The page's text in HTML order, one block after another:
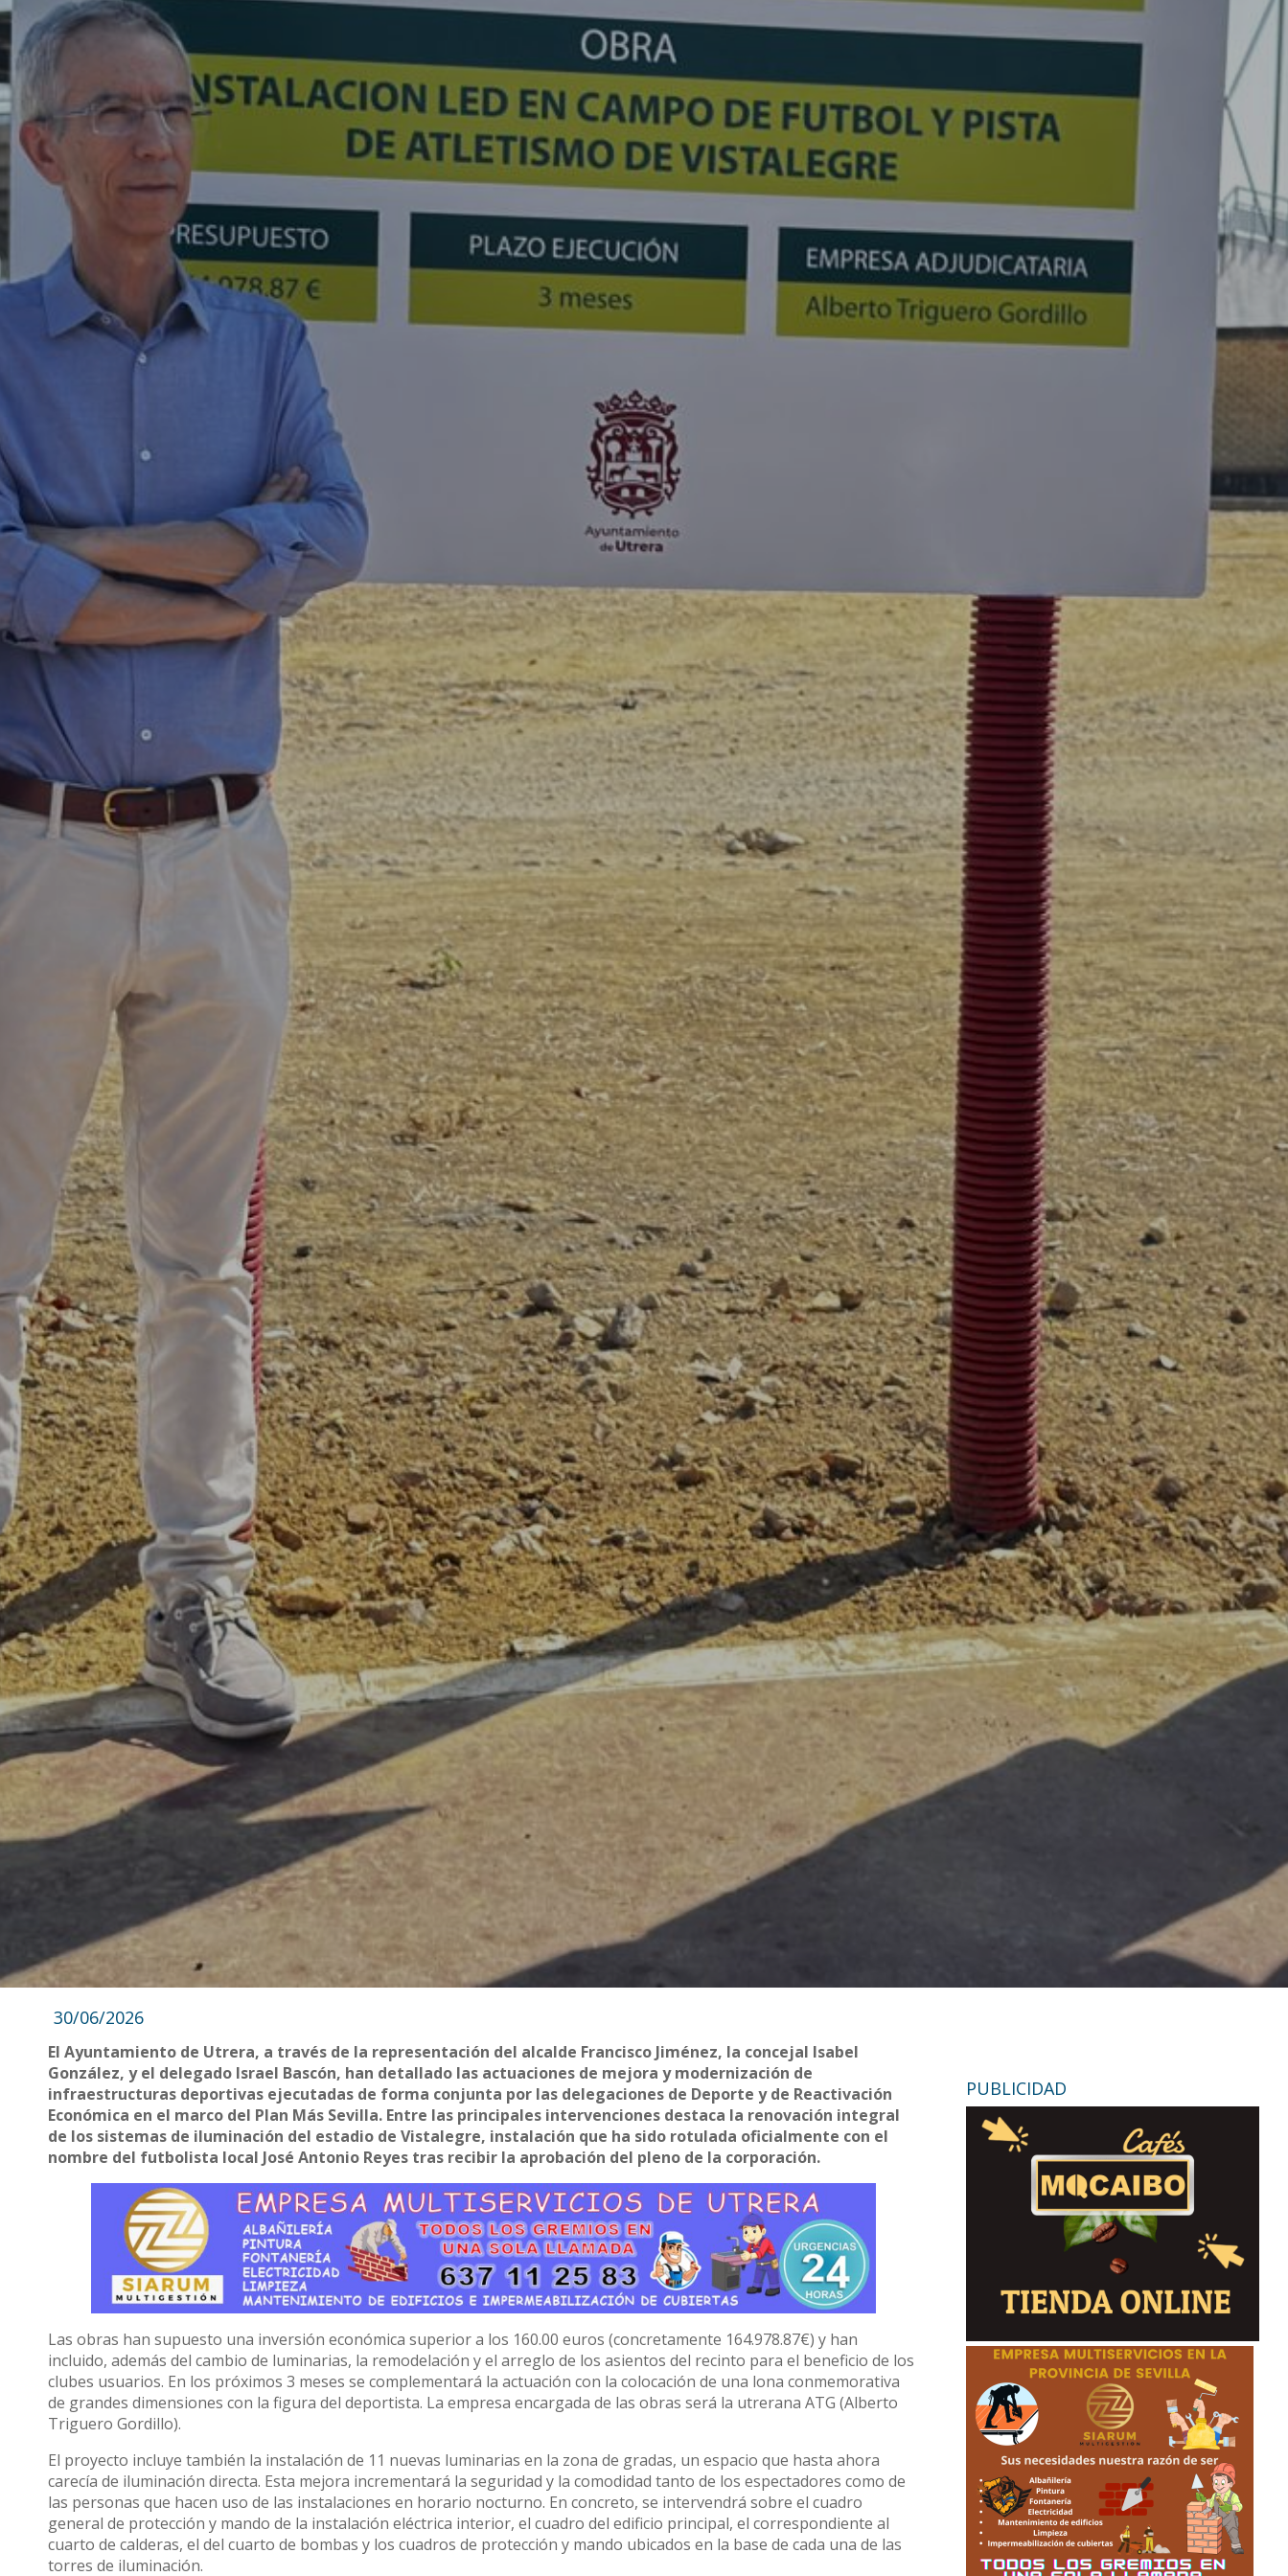
30/06/2026
El Ayuntamiento de Utrera, a través de la representación del alcalde Francisco Jiménez, la concejal Isabel
González, y el delegado Israel Bascón, han detallado las actuaciones de mejora y modernización de
infraestructuras deportivas ejecutadas de forma conjunta por las delegaciones de Deporte y de Reactivación
Económica en el marco del Plan Más Sevilla. Entre las principales intervenciones destaca la renovación integral
de los sistemas de iluminación del estadio de Vistalegre, instalación que ha sido rotulada oficialmente con el
nombre del futbolista local José Antonio Reyes tras recibir la aprobación del pleno de la corporación.
Las obras han supuesto una inversión económica superior a los 160.00 euros (concretamente 164.978.87€) y han
incluido, además del cambio de luminarias, la remodelación y el arreglo de los asientos del recinto para el beneficio de los
clubes usuarios. En los próximos 3 meses se complementará la actuación con la colocación de una lona conmemorativa
de grandes dimensiones con la figura del deportista. La empresa encargada de las obras será la utrerana ATG (Alberto
Triguero Gordillo).
El proyecto incluye también la instalación de 11 nuevas luminarias en la zona de gradas, un espacio que hasta ahora
carecía de iluminación directa. Esta mejora incrementará la seguridad y la comodidad tanto de los espectadores como de
las personas que hacen uso de las instalaciones en horario nocturno. En concreto, se intervendrá sobre el cuadro
general de protección y mando de la instalación eléctrica interior, el cuadro del edificio principal, el correspondiente al
cuarto de calderas, el del cuarto de bombas y los cuadros de protección y mando ubicados en la base de cada una de las
torres de iluminación.
PUBLICIDAD